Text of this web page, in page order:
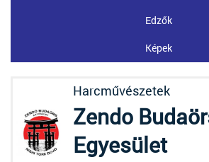
Edzők
Képek
Harcművészetek
Zendo
Egyesület